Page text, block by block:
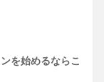
を始めるならこ